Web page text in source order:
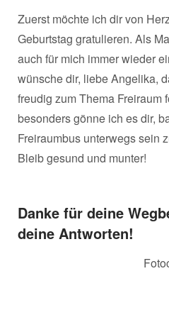
Zuerst möchte ich dir von
Geburtstag gratulieren. Als
auch für mich immer wieder
wünsche dir, liebe Angelika,
freudig zum Thema Freiraum
besonders gönne ich es dir,
Freiraumbus unterwegs sein
Bleib gesund und munter!
Danke für deine
deine Antworten!